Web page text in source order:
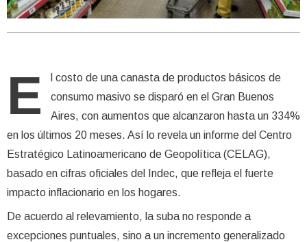
E
l costo de una canasta de productos básicos de
consumo masivo se disparó en el Gran Buenos
Aires, con aumentos que alcanzaron hasta un 334%
en los últimos 20 meses. Así lo revela un informe del Centro
Estratégico Latinoamericano de Geopolítica (CELAG),
basado en cifras oficiales del Indec, que refleja el fuerte
impacto inflacionario en los hogares.
De acuerdo al relevamiento, la suba no responde a
excepciones puntuales, sino a un incremento generalizado